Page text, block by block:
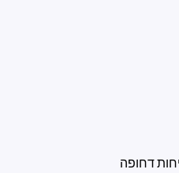
דחופה